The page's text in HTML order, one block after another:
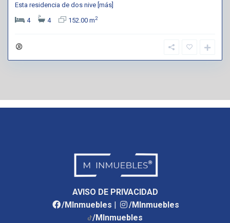
Esta residencia de dos nive [más]
4
4 152.00 m2
AVISO DE PRIVACIDAD
/MInmuebles |
/MInmuebles
/MInmuebles